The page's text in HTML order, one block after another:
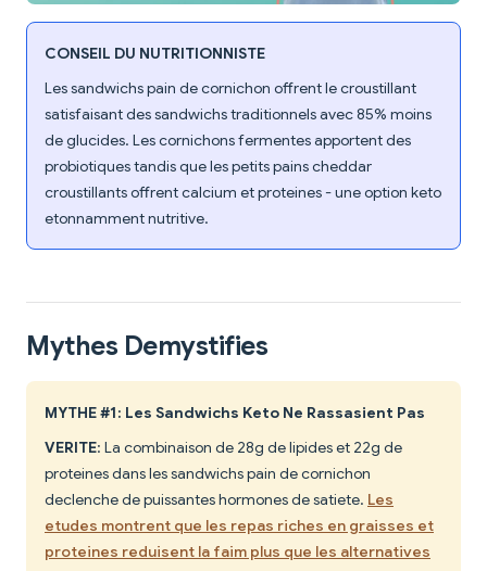
CONSEIL DU NUTRITIONNISTE
Les sandwichs pain de cornichon offrent le croustillant
satisfaisant des sandwichs traditionnels avec 85% moins
de glucides. Les cornichons fermentes apportent des
probiotiques tandis que les petits pains cheddar
croustillants offrent calcium et proteines - une option keto
etonnamment nutritive.
Mythes Demystifies
MYTHE #1: Les Sandwichs Keto Ne Rassasient Pas
VERITE: La combinaison de 28g de lipides et 22g de
proteines dans les sandwichs pain de cornichon
declenche de puissantes hormones de satiete. Les
etudes montrent que les repas riches en graisses et
proteines reduisent la faim plus que les alternatives